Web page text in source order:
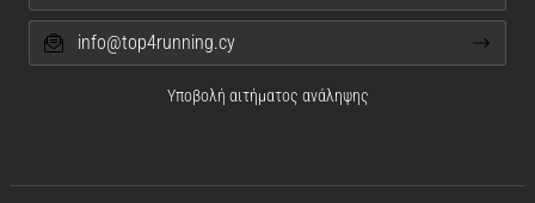
info@top4running.cy
Υποβολή αιτήματος ανάληψης